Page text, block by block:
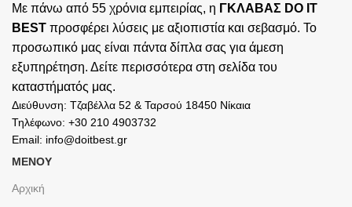
Με πάνω από 55 χρόνια εμπειρίας, η ΓΚΛΑΒΑΣ DO IT
BEST προσφέρει λύσεις με αξιοπιστία και σεβασμό. Το
προσωπικό μας είναι πάντα δίπλα σας για άμεση
εξυπηρέτηση. Δείτε περισσότερα στη σελίδα του
καταστήματός μας.
Διεύθυνση: Τζαβέλλα 52 & Ταρσού 18450 Νίκαια
Τηλέφωνο: +30 210 4903732
Email: info@doitbest.gr
ΜΕΝΟΥ
Αρχική